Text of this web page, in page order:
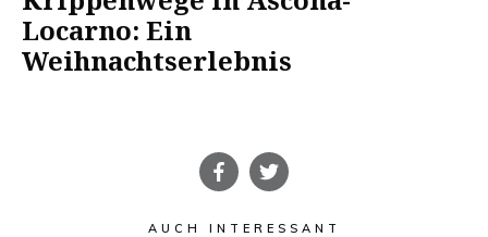
Locarno: Ein
Weihnachtserlebnis
AUCH INTERESSANT